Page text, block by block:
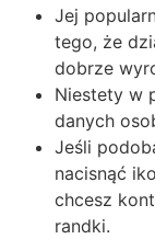
Jej
tego, że
dobrze
Niestety w
danych
Jeśli
nacisnąć
chcesz
randki.